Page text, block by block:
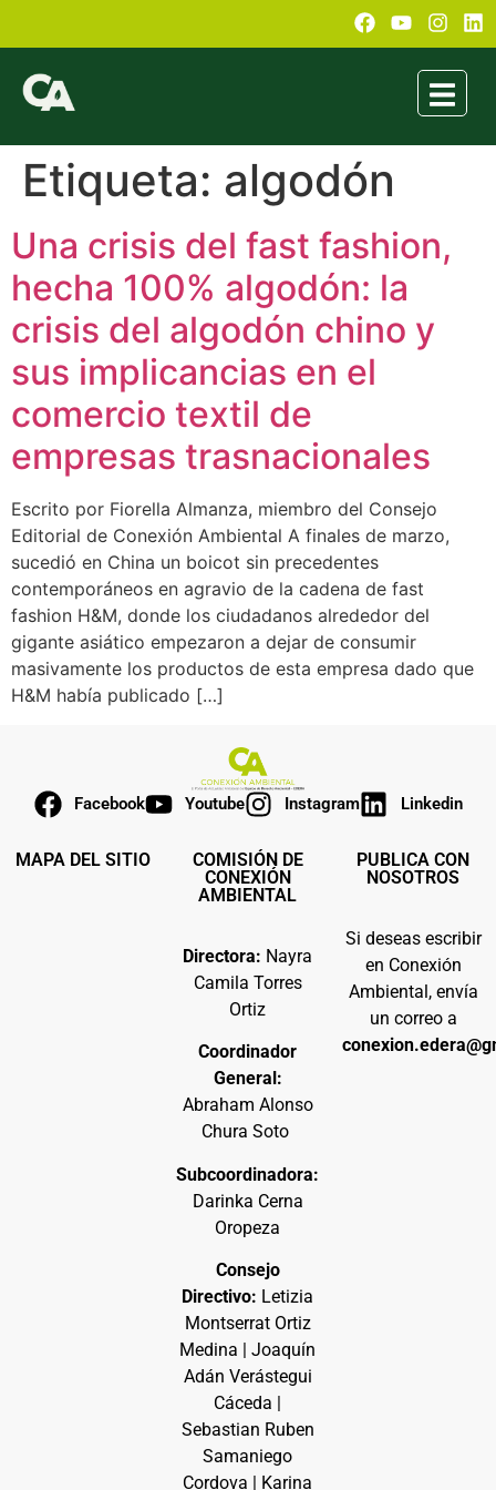
Etiqueta: algodón
Una crisis del fast fashion,
hecha 100% algodón: la
crisis del algodón chino y
sus implicancias en el
comercio textil de
empresas trasnacionales
Escrito por Fiorella Almanza, miembro del Consejo
Editorial de Conexión Ambiental A finales de marzo,
sucedió en China un boicot sin precedentes
contemporáneos en agravio de la cadena de fast
fashion H&M, donde los ciudadanos alrededor del
gigante asiático empezaron a dejar de consumir
masivamente los productos de esta empresa dado que
H&M había publicado […]
Facebook Youtube Instagram Linkedin
MAPA DEL SITIO
COMISIÓN DE
CONEXIÓN
AMBIENTAL
Directora: Nayra
Camila Torres
Ortiz
Coordinador
General:
Abraham Alonso
Chura Soto
Subcoordinadora:
Darinka Cerna
Oropeza
Consejo
Directivo: Letizia
Montserrat Ortiz
Medina | Joaquín
Adán Verástegui
Cáceda |
Sebastian Ruben
Samaniego
Cordova | Karina
PUBLICA CON
NOSOTROS
Si deseas escribir
en Conexión
Ambiental, envía
un correo a